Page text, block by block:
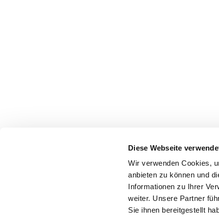
Diese Webseite
Wir verwenden Cookies,
anbieten zu können und
Informationen zu Ihrer
weiter. Unsere Partner
Sie ihnen bereitgestellt
Statista Strategy GmbH
Johannes-
20355